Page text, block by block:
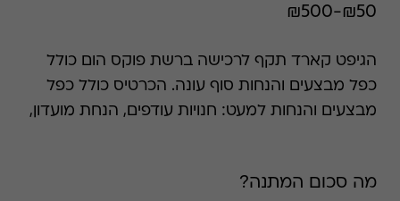
₪50-₪500
הגיפט קארד תקף לרכישה ברשת פוקס הום כולל
כפל מבצעים והנחות סוף עונה. הכרטיס כולל כפל
מבצעים והנחות למעט: חנויות עודפים, הנחת מועדון,
מה סכום המתנה?